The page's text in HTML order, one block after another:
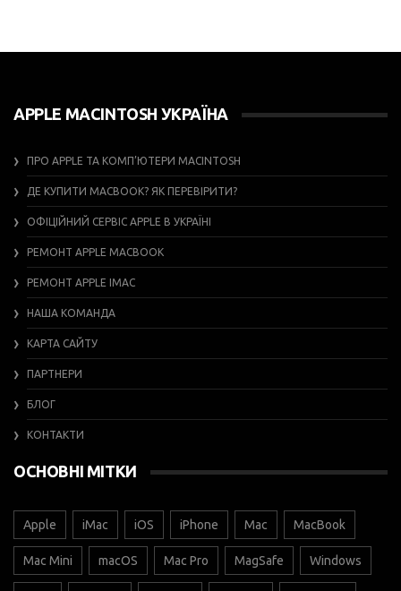
APPLE MACINTOSH УКРАЇНА
ПРО APPLE ТА КОМП’ЮТЕРИ MACINTOSH
ДЕ КУПИТИ MACBOOK? ЯК ПЕРЕВІРИТИ?
ОФІЦІЙНИЙ СЕРВІС APPLE В УКРАЇНІ
РЕМОНТ APPLE MACBOOK
РЕМОНТ APPLE IMAC
НАША КОМАНДА
КАРТА САЙТУ
ПАРТНЕРИ
БЛОГ
КОНТАКТИ
ОСНОВНІ МІТКИ
Apple iMac iOS iPhone Mac MacBook
Mac Mini macOS Mac Pro MagSafe Windows